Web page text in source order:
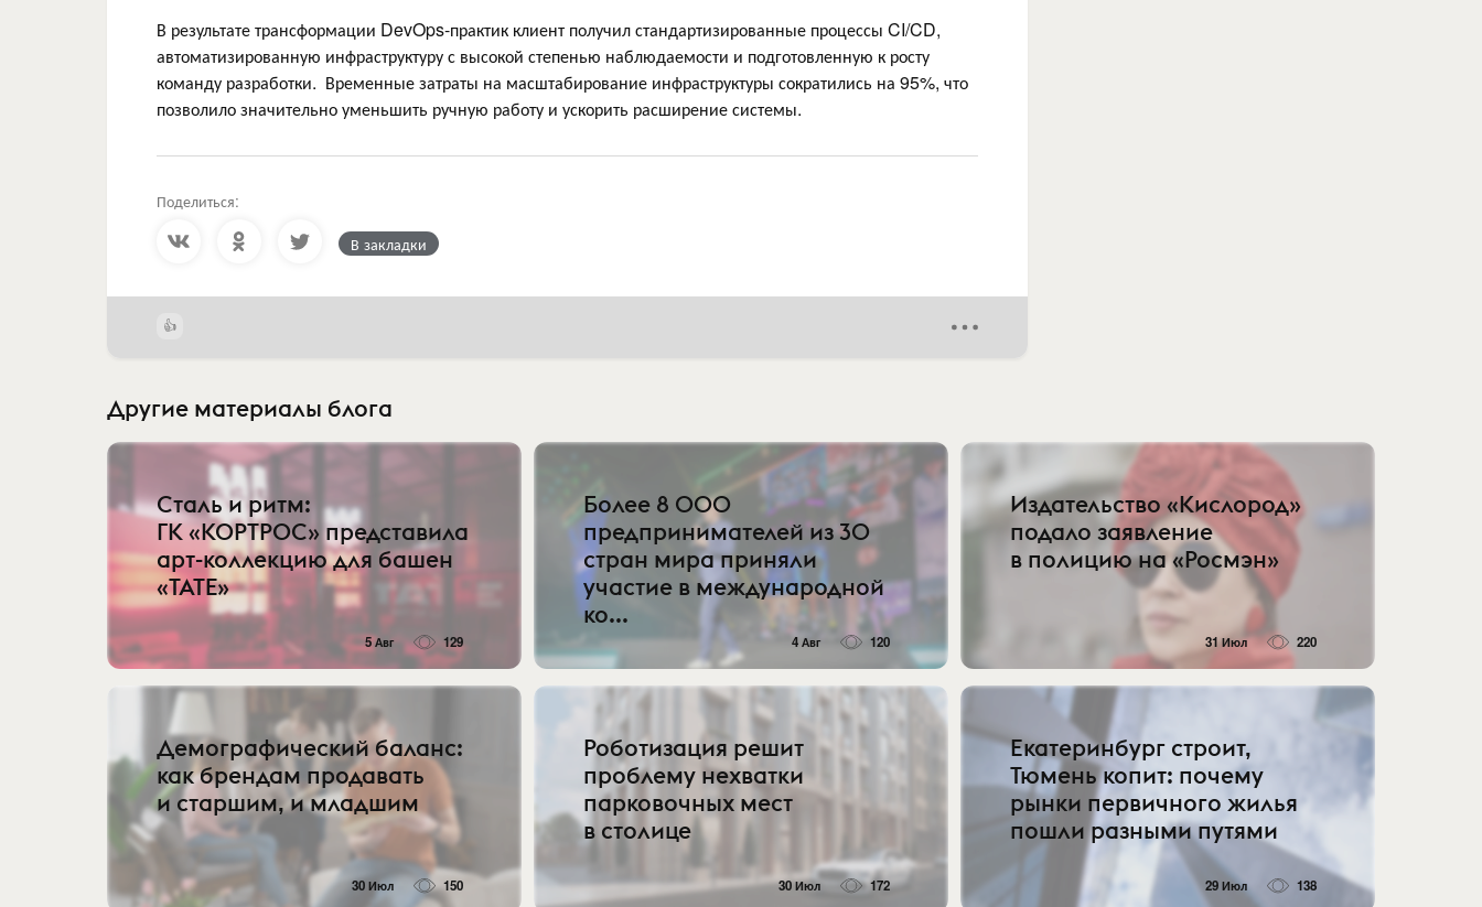
В результате трансформации DevOps-практик клиент получил стандартизированные процессы CI/CD,
автоматизированную инфраструктуру с высокой степенью наблюдаемости и подготовленную к росту
команду разработки. Временные затраты на масштабирование инфраструктуры сократились на 95%, что
позволило значительно уменьшить ручную работу и ускорить расширение системы.
Поделиться:
В закладки
Другие материалы блога
Сталь и ритм:
ГК «КОРТРОС» представила
арт-коллекцию для башен
«TATE»
5 Авг 129
Более 8 000
предпринимателей из 30
стран мира приняли
участие в международной
ко...
4 Авг 120
Издательство «Кислород»
подало заявление
в полицию на «Росмэн»
31 Июл 220
Демографический баланс:
как брендам продавать
и старшим, и младшим
30 Июл 150
Роботизация решит
проблему нехватки
парковочных мест
в столице
30 Июл 172
Екатеринбург строит,
Тюмень копит: почему
рынки первичного жилья
пошли разными путями
29 Июл 138